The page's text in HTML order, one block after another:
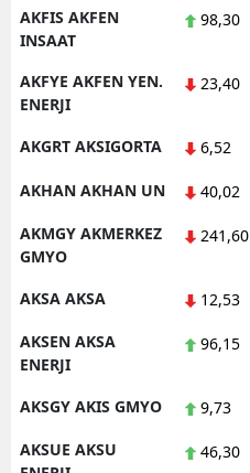
AKFIS AKFEN
INSAAT
98,30
AKFYE AKFEN YEN.
ENERJI
23,40
AKGRT AKSIGORTA 6,52
AKHAN AKHAN UN 40,02
AKMGY AKMERKEZ
GMYO
241,60
AKSA AKSA 12,53
AKSEN AKSA
ENERJI
96,15
AKSGY AKIS GMYO 9,73
AKSUE AKSU
46,30